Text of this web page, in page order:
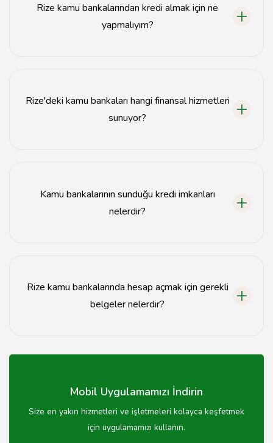
Rize kamu bankalarından kredi almak için ne
yapmalıyım?
Rize'deki kamu bankaları hangi finansal hizmetleri
sunuyor?
Kamu bankalarının sunduğu kredi imkanları
nelerdir?
Rize kamu bankalarında hesap açmak için gerekli
belgeler nelerdir?
belgesi gibi belgeler gereklidir.
Mobil Uygulamamızı İndirin
Size en yakın hizmetleri ve işletmeleri kolayca keşfetmek
için uygulamamızı kullanın.